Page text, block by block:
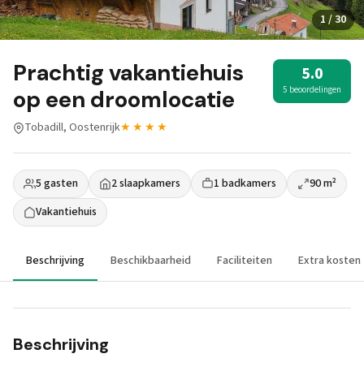
1 / 30
Prachtig vakantiehuis
op een droomlocatie
5.0
5 beoordelingen
Tobadill, Oostenrijk★★★★
5 gasten 2 slaapkamers 1 badkamers
90 m²
Vakantiehuis
Beschrijving Beschikbaarheid Faciliteiten Extra kosten
Beschrijving